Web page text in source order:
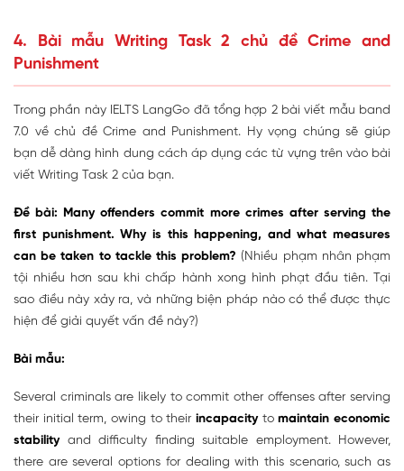
4. Bài mẫu Writing Task 2 chủ đề Crime and
Punishment
Trong phần này IELTS LangGo đã tổng hợp 2 bài viết mẫu band
7.0 về chủ đề Crime and Punishment. Hy vọng chúng sẽ giúp
bạn dễ dàng hình dung cách áp dụng các từ vựng trên vào bài
viết Writing Task 2 của bạn.
Đề bài: Many offenders commit more crimes after serving the
first punishment. Why is this happening, and what measures
can be taken to tackle this problem?(Nhiều phạm nhân phạm
tội nhiều hơn sau khi chấp hành xong hình phạt đầu tiên. Tại
sao điều này xảy ra, và những biện pháp nào có thể được thực
hiện để giải quyết vấn đề này?)
Bài mẫu:
Several criminals are likely to commit other offenses after serving
their initial term, owing to their incapacitytomaintain economic
stability and difficulty finding suitable employment. However,
there are several options for dealing with this scenario, such as